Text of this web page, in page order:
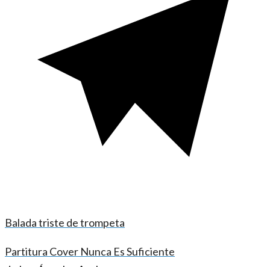
Balada triste de trompeta
Partitura Cover Nunca Es Suficiente